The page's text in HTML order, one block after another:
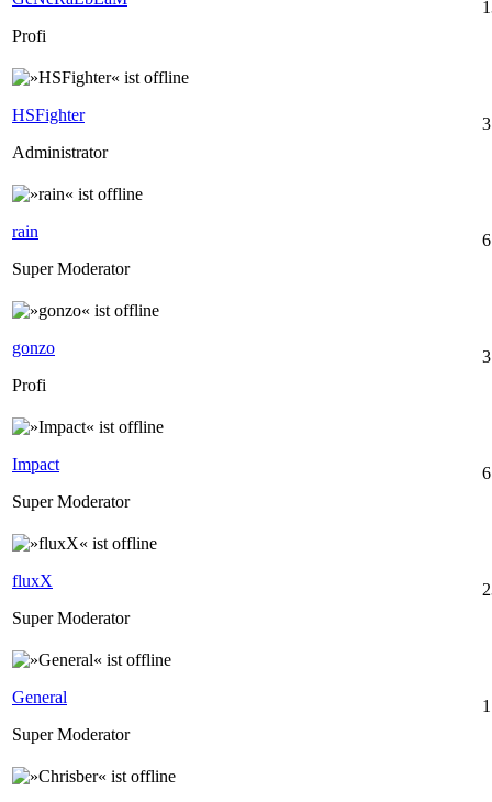
Profi
HSFighter
Administrator
rain
Super Moderator
gonzo
Profi
Impact
Super Moderator
fluxX
Super Moderator
General
Super Moderator